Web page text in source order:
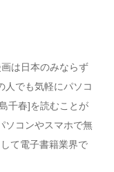
は日本のみならず
人でも気軽にパソコ
千春]を読むことが
ソコンやスマホで無
て電子書籍業界で